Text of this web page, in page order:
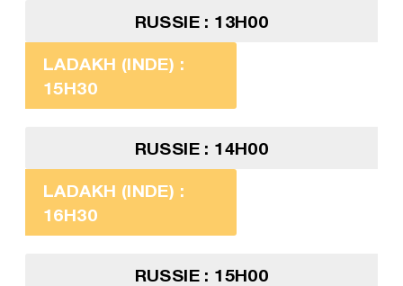
RUSSIE : 13H00
LADAKH (INDE) :
15H30
RUSSIE : 14H00
LADAKH (INDE) :
16H30
RUSSIE : 15H00